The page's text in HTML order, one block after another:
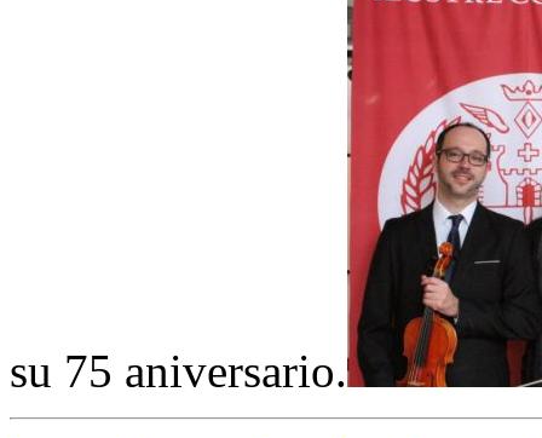
su 75 aniversario.